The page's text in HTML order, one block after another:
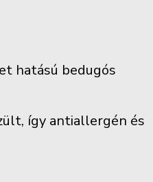
hatású bedugós
így antiallergén és